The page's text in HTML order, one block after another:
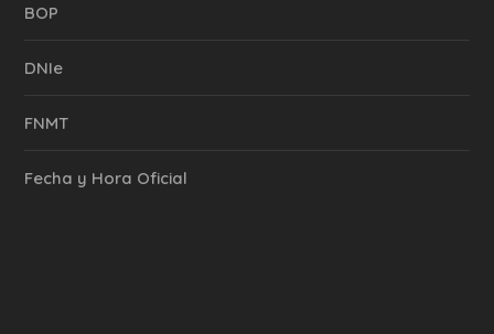
BOP
DNIe
FNMT
Fecha y Hora Oficial